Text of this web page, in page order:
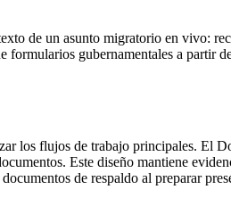
de un asunto migratorio en vivo:
gubernamentales a partir
los flujos de trabajo principales. El
Este diseño mantiene
de respaldo al preparar